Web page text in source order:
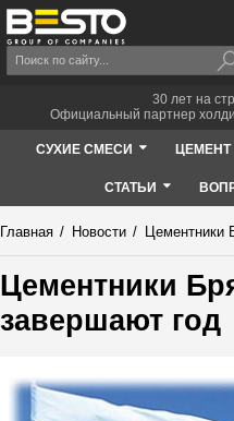
30 лет на
Официальный партнер
СУХИЕ СМЕСИ ЦЕМЕНТ
СТАТЬИ
Главная / Новости / Цементники
Цементники
завершают год